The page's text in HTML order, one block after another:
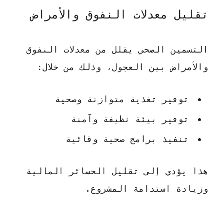
تقليل معدلات النفوق والأمراض
التسمين الصحي يقلل من معدلات النفوق
والأمراض بين العجول، وذلك من خلال:
توفير تغذية متوازنة وصحية
توفير بيئة نظيفة وآمنة
تنفيذ برامج صحية وقائية
هذا يؤدي إلى
تقليل الخسائر المالية
وزيادة استدامة المشروع.